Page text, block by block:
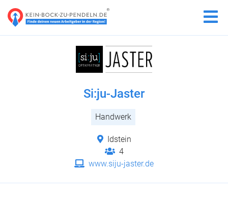
Si:ju-Jaster
Handwerk
Idstein
4
www.siju-jaster.de